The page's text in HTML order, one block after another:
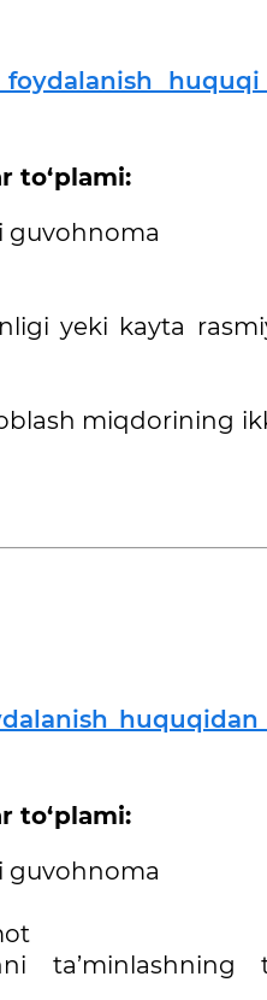
foydalanish
to‘plami:
guvohnoma
yeki kayta
miqdorining
huquqidan
to‘plami:
guvohnoma